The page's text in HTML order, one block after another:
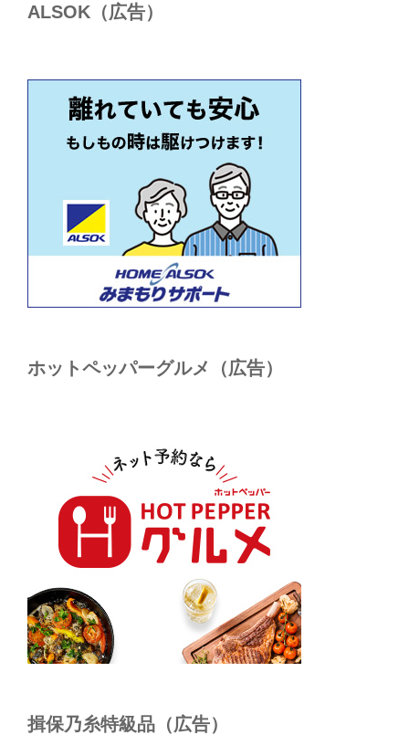
ALSОK（広告）
ホットペッパーグルメ（広告）
揖保乃糸特級品（広告）